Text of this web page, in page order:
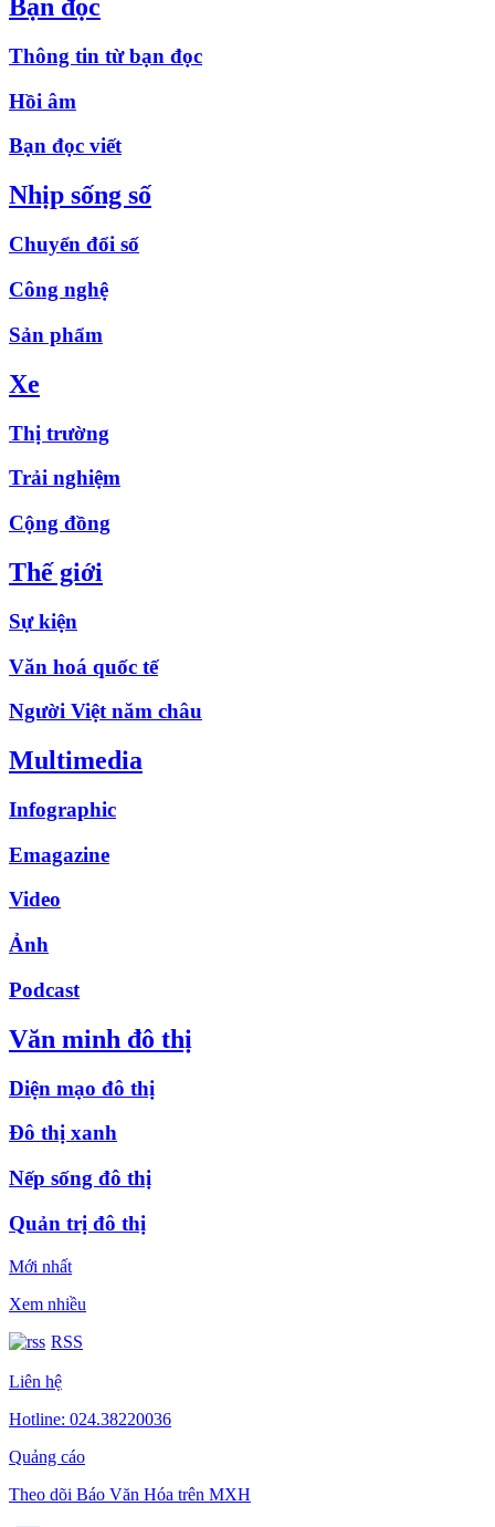
Bạn đọc
Thông tin từ bạn đọc
Hồi âm
Bạn đọc viết
Nhịp sống số
Chuyển đổi số
Công nghệ
Sản phẩm
Xe
Thị trường
Trải nghiệm
Cộng đồng
Thế giới
Sự kiện
Văn hoá quốc tế
Người Việt năm châu
Multimedia
Infographic
Emagazine
Video
Ảnh
Podcast
Văn minh đô thị
Diện mạo đô thị
Đô thị xanh
Nếp sống đô thị
Quản trị đô thị
Mới nhất
Xem nhiều
RSS
Liên hệ
Hotline: 024.38220036
Quảng cáo
Theo dõi Báo Văn Hóa trên MXH